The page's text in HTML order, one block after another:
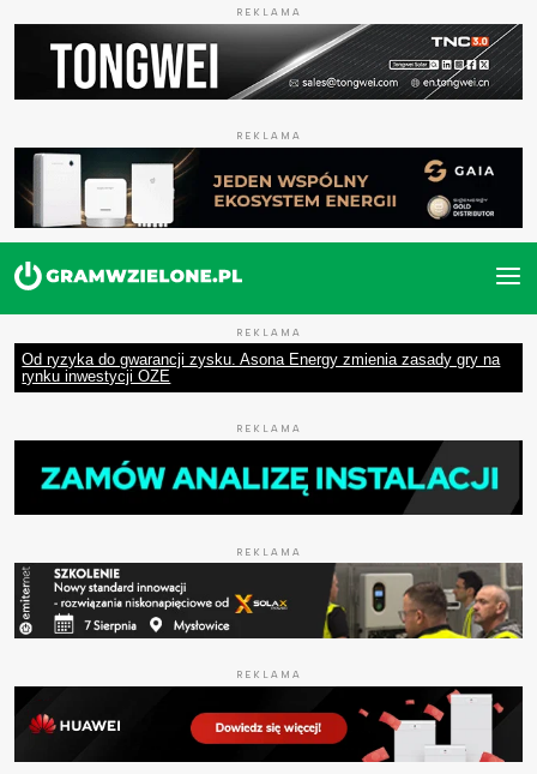
REKLAMA
REKLAMA
REKLAMA
Od ryzyka do gwarancji zysku. Asona Energy zmienia zasady gry na
rynku inwestycji OZE
REKLAMA
REKLAMA
REKLAMA